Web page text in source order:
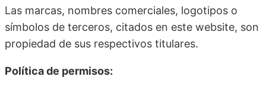
Las marcas, nombres comerciales, logotipos o
símbolos de terceros, citados en este website, son
propiedad de sus respectivos titulares.
Política de permisos: